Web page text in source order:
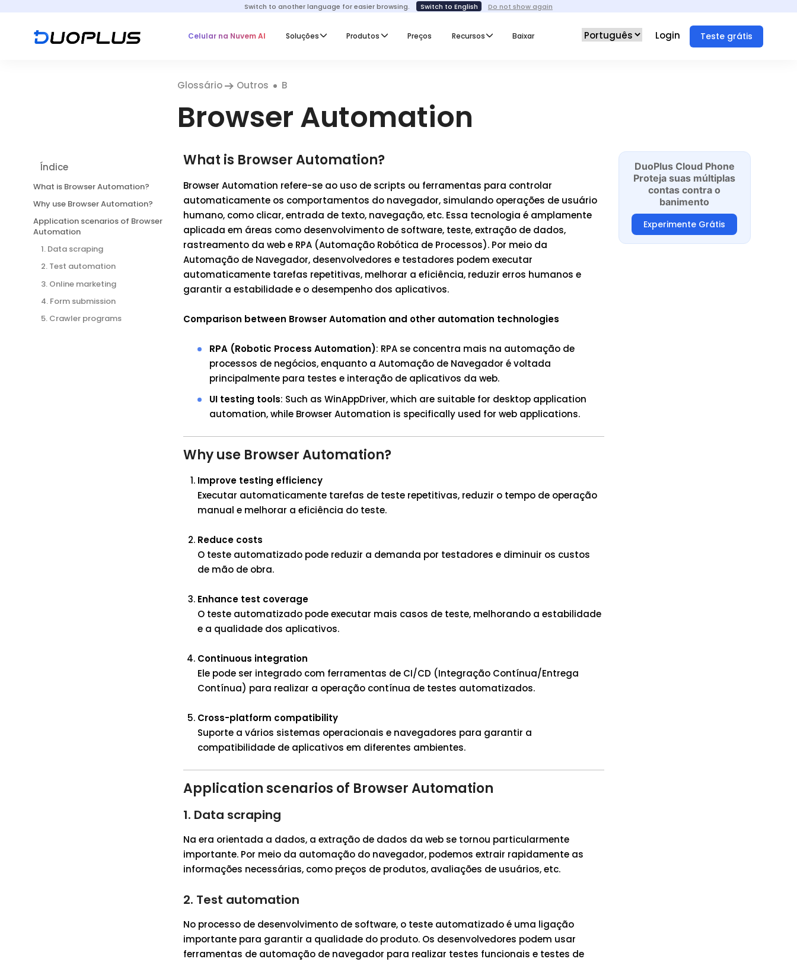
Switch to another language for easier browsing. Switch to English Do not show again
Celular na Nuvem AI Soluções Produtos Preços Recursos Baixar Login Teste grátis
Glossário Outros B
Browser Automation
Índice
What is Browser Automation?
Why use Browser Automation?
Application scenarios of Browser
Automation
1. Data scraping
2. Test automation
3. Online marketing
4. Form submission
5. Crawler programs
What is Browser Automation?
Browser Automation refere-se ao uso de scripts ou ferramentas para controlar
automaticamente os comportamentos do navegador, simulando operações de usuário
humano, como clicar, entrada de texto, navegação, etc. Essa tecnologia é amplamente
aplicada em áreas como desenvolvimento de software, teste, extração de dados,
rastreamento da web e RPA (Automação Robótica de Processos). Por meio da
Automação de Navegador, desenvolvedores e testadores podem executar
automaticamente tarefas repetitivas, melhorar a eficiência, reduzir erros humanos e
garantir a estabilidade e o desempenho dos aplicativos.
Comparison between Browser Automation and other automation technologies
RPA (Robotic Process Automation): RPA se concentra mais na automação de
processos de negócios, enquanto a Automação de Navegador é voltada
principalmente para testes e interação de aplicativos da web.
UI testing tools: Such as WinAppDriver, which are suitable for desktop application
automation, while Browser Automation is specifically used for web applications.
Why use Browser Automation?
Improve testing efficiency
Executar automaticamente tarefas de teste repetitivas, reduzir o tempo de operação
manual e melhorar a eficiência do teste.
Reduce costs
O teste automatizado pode reduzir a demanda por testadores e diminuir os custos
de mão de obra.
Enhance test coverage
O teste automatizado pode executar mais casos de teste, melhorando a estabilidade
e a qualidade dos aplicativos.
Continuous integration
Ele pode ser integrado com ferramentas de CI/CD (Integração Contínua/Entrega
Contínua) para realizar a operação contínua de testes automatizados.
Cross-platform compatibility
Suporte a vários sistemas operacionais e navegadores para garantir a
compatibilidade de aplicativos em diferentes ambientes.
Application scenarios of Browser Automation
1. Data scraping
Na era orientada a dados, a extração de dados da web se tornou particularmente
importante. Por meio da automação do navegador, podemos extrair rapidamente as
informações necessárias, como preços de produtos, avaliações de usuários, etc.
2. Test automation
No processo de desenvolvimento de software, o teste automatizado é uma ligação
importante para garantir a qualidade do produto. Os desenvolvedores podem usar
ferramentas de automação de navegador para realizar testes funcionais e testes de
DuoPlus Cloud Phone
Proteja suas múltiplas
contas contra o
banimento
Experimente Grátis